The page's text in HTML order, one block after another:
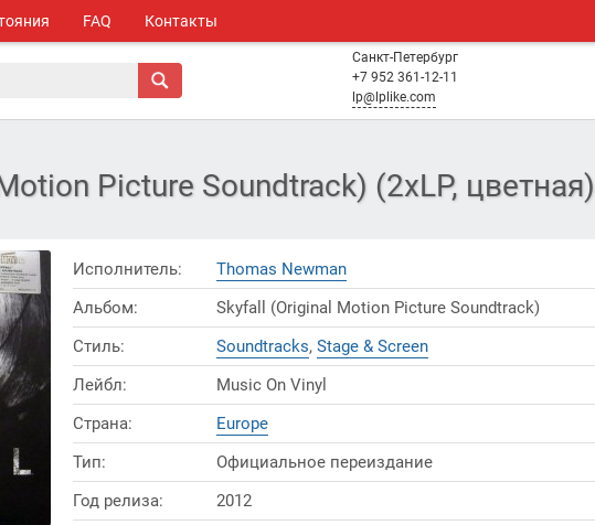
FAQ Контакты
Санкт-Петербург
+7 952 361-12-11
lp@lplike.com
Picture Soundtrack) (2xLP, цветная)
Исполнитель:
Thomas Newman
Альбом:
Skyfall (Original Motion Picture Soundtrack)
Стиль:
Soundtracks, Stage & Screen
Лейбл:
Music On Vinyl
Страна:
Europe
Тип:
Официальное переиздание
Год релиза:
2012